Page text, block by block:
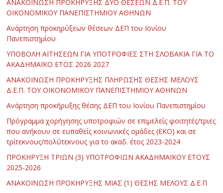
ΑΝΑΚΟΙΝΩΣΗ ΠΡΟΚΗΡΥΞΗΣ ΔΥΟ ΘΕΣΕΩΝ Δ.Ε.Π. ΤΟΥ
ΟΙΚΟΝΟΜΙΚΟΥ ΠΑΝΕΠΙΣΤΗΜΙΟΥ ΑΘΗΝΩΝ
Ανάρτηση προκηρύξεων θέσεων ΔΕΠ του Ιονίου
Πανεπιστημίου
ΥΠΟΒΟΛΗ ΑΙΤΗΣΕΩΝ ΓΙΑ ΥΠΟΤΡΟΦΙΕΣ ΣΤΗ ΣΛΟΒΑΚΙΑ ΓΙΑ ΤΟ
ΑΚΑΔΗΜΑΪΚΟ ΕΤΟΣ 2026 2027
ΑΝΑΚΟΙΝΩΣΗ ΠΡΟΚΗΡΥΞΗΣ ΠΛΗΡΩΣΗΣ ΘΕΣΗΣ ΜΕΛΟΥΣ
Δ.Ε.Π. ΤΟΥ ΟΙΚΟΝΟΜΙΚΟΥ ΠΑΝΕΠΙΣΤΗΜΙΟΥ ΑΘΗΝΩΝ
Ανάρτηση προκήρυξης θέσης ΔΕΠ του Ιονίου Πανεπιστημίου
Πρόγραμμα χορήγησης υποτροφιών σε επιμελείς φοιτητές/τριες
που ανήκουν σε ευπαθείς κοινωνικές ομάδες (ΕΚΟ) και σε
τρίτεκνους/πολύτεκνους για το ακαδ. έτος 2023-2024
ΠΡΟΚΗΡΥΞΗ ΤΡΙΩΝ (3) ΥΠΟΤΡΟΦΙΩΝ ΑΚΑΔΗΜΑΪΚΟΥ ΕΤΟΥΣ
2025-2026
ΑΝΑΚΟΙΝΩΣΗ ΠΡΟΚΗΡΥΞΗΣ ΜΙΑΣ (1) ΘΕΣΗΣ ΜΕΛΟΥΣ Δ.Ε.Π